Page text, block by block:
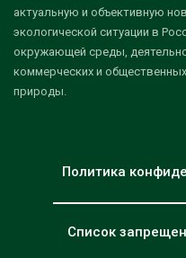
актуальную и объективную
экологической ситуации в
окружающей среды,
коммерческих и
природы.
Политика
Список